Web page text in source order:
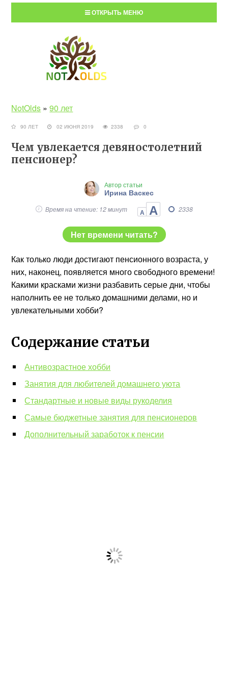
ОТКРЫТЬ МЕНЮ
NotOlds »90 лет
90 ЛЕТ 02 ИЮНЯ 2019 2338 0
Чем увлекается девяностолетний
пенсионер?
Автор статьи
Ирина Васкес
Время на чтение: 12 минут А А 2338
Нет времени читать?
Как только люди достигают пенсионного возраста, у
них, наконец, появляется много свободного времени!
Какими красками жизни разбавить серые дни, чтобы
наполнить ее не только домашними делами, но и
увлекательными хобби?
Содержание статьи
Антивозрастное хобби
Занятия для любителей домашнего уюта
Стандартные и новые виды рукоделия
Самые бюджетные занятия для пенсионеров
Дополнительный заработок к пенсии